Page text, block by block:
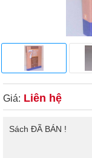
Giá: Liên hệ
Sách ĐÃ BÁN !